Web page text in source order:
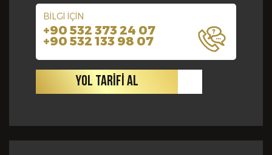
BİLGİ İÇİN
+90 532 373 24 07
+90 532 133 98 07
YOL TARİFİ AL